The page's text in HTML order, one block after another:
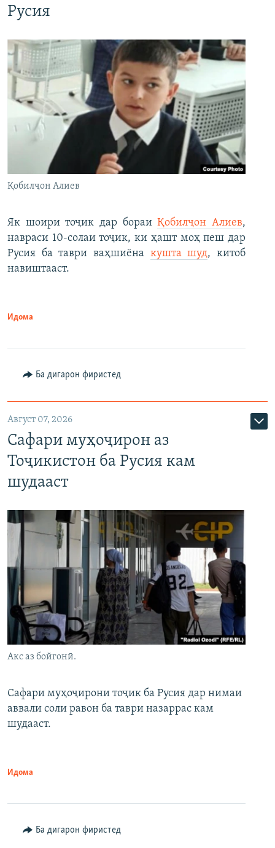
Русия
Қобилҷон Алиев
Як шоири тоҷик дар бораиҚобилҷон Алиев,
навраси 10-солаи тоҷик, ки ҳашт моҳ пеш дар
Русия ба таври ваҳшиёна кушта шуд, китоб
навиштааст.
Идома
Ба дигарон фиристед
Август 07, 2026
Сафари муҳоҷирон аз
Тоҷикистон ба Русия кам
шудааст
Акс аз бойгонӣ.
Сафари муҳоҷирони тоҷик ба Русия дар нимаи
аввали соли равон ба таври назаррас кам
шудааст.
Идома
Ба дигарон фиристед